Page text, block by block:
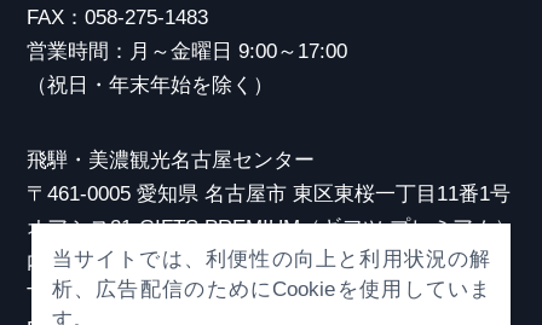
FAX：058-275-1483
営業時間：月～金曜日 9:00～17:00
（祝日・年末年始を除く）
飛騨・美濃観光名古屋センター
〒461-0005 愛知県 名古屋市 東区東桜一丁目11番1号
オアシス21 GIFTS PREMIUM（ギフツ プレミアム）
内
TEL：052-253-6185
当サイトでは、利便性の向上と利用状況の解
析、広告配信のためにCookieを使用していま
す。